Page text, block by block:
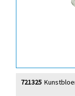
721325